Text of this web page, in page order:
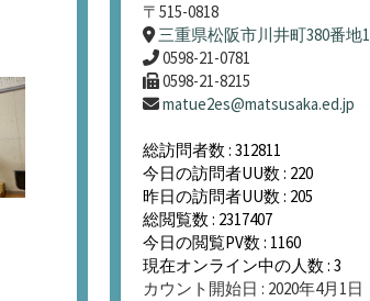
〒515-0818
三重県松阪市川井町380番地1
0598-21-0781
0598-21-8215
matue2es@matsusaka.ed.jp
総訪問者数 : 312811
今日の訪問者UU数 : 220
昨日の訪問者UU数 : 205
総閲覧数 : 2317407
今日の閲覧PV数 : 1160
現在オンライン中の人数 : 3
カウント開始日 : 2020年4月1日